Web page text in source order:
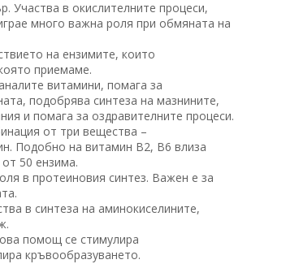
Участва в окислителните процеси,
много важна роля при обмяната на
на ензимите, които
приемаме.
витамини, помага за
подобрява синтеза на мазнините,
и помага за оздравителните процеси.
от три вещества –
Подобно на витамин B2, B6 влиза
50 ензима.
в протеиновия синтез. Важен е за
в синтеза на аминокиселините,
помощ се стимулира
кръвообразуването.